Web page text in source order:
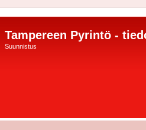
Tampereen Pyrintö -
Suunnistus